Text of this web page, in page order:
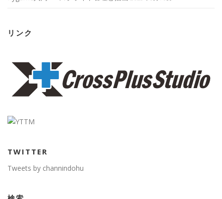
リンク
TWITTER
Tweets by channindohu